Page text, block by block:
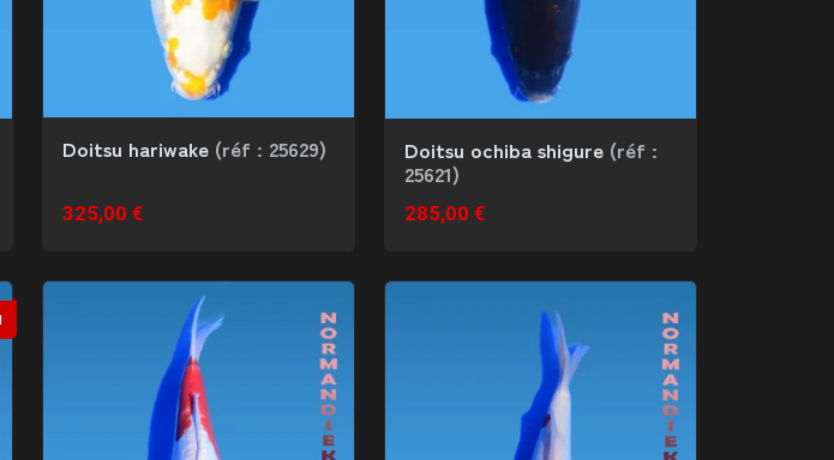
Doitsu hariwake (réf : 25629)
325,00 €
Doitsu ochiba shigure (réf :
25621)
285,00 €